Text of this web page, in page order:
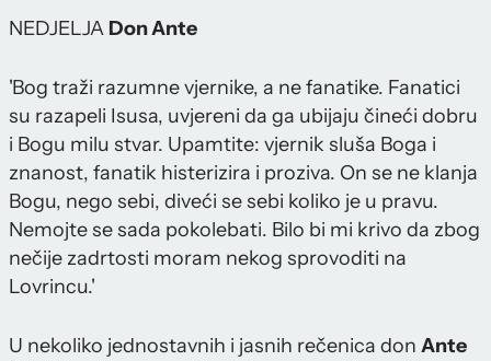
NEDJELJA Don Ante
'Bog traži razumne vjernike, a ne fanatike. Fanatici
su razapeli Isusa, uvjereni da ga ubijaju čineći dobru
i Bogu milu stvar. Upamtite: vjernik sluša Boga i
znanost, fanatik histerizira i proziva. On se ne klanja
Bogu, nego sebi, diveći se sebi koliko je u pravu.
Nemojte se sada pokolebati. Bilo bi mi krivo da zbog
nečije zadrtosti moram nekog sprovoditi na
Lovrincu.'
U nekoliko jednostavnih i jasnih rečenica don Ante